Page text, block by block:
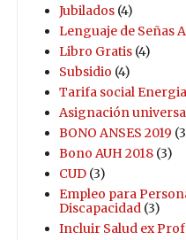
Jubilados (4)
Lenguaje de Señas
Libro Gratis (4)
Subsidio (4)
Tarifa social
Asignación
BONO ANSES 2019
Bono AUH 2018 (3)
CUD (3)
Empleo para
Discapacidad (3)
Incluir Salud ex